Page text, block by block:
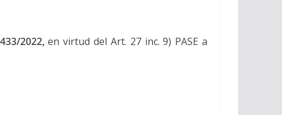
2022,en virtud del Art. 27 inc. 9) PASE a